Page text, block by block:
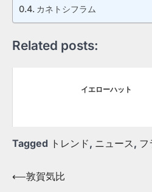
カネトシフラム
Related posts:
イエローハット
Tagged トレンド, ニュース, フ
Post
⟵敦賀気比